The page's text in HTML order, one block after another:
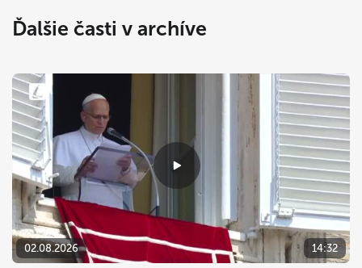
Ďalšie časti v archíve
02.08.2026 14:32